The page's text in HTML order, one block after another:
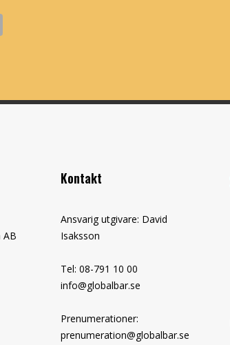
AB
Kontakt
Ansvarig utgivare: David
Isaksson
Tel: 08-791 10 00
info@globalbar.se
Prenumerationer:
prenumeration@globalbar.se